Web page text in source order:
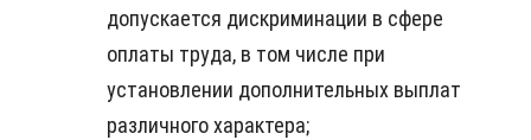
допускается дискриминации в сфере
оплаты труда, в том числе при
установлении дополнительных выплат
различного характера;